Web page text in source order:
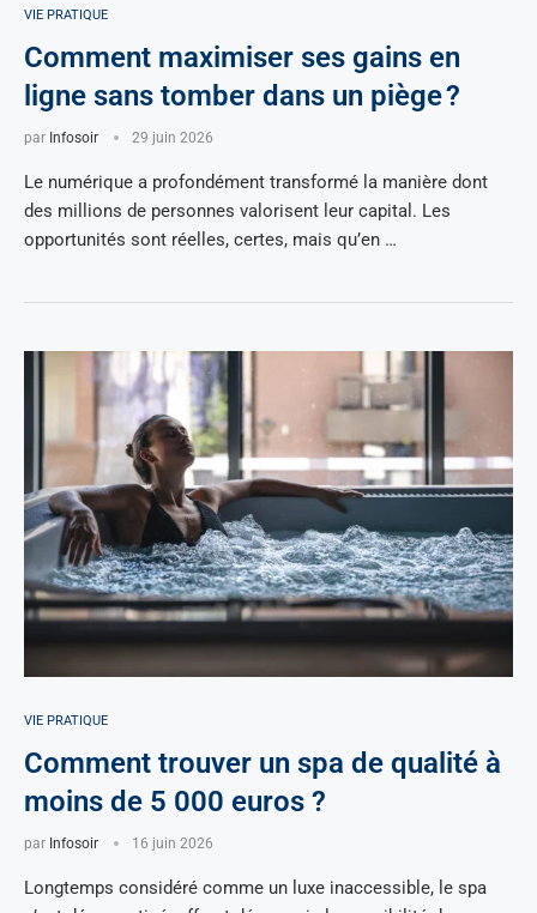
VIE PRATIQUE
Comment maximiser ses gains en
ligne sans tomber dans un piège ?
par Infosoir 29 juin 2026
Le numérique a profondément transformé la manière dont
des millions de personnes valorisent leur capital. Les
opportunités sont réelles, certes, mais qu’en …
VIE PRATIQUE
Comment trouver un spa de qualité à
moins de 5 000 euros ?
par Infosoir 16 juin 2026
Longtemps considéré comme un luxe inaccessible, le spa